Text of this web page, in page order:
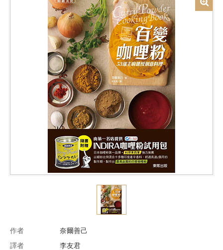
作者
奈爾善己
譯者
李友君